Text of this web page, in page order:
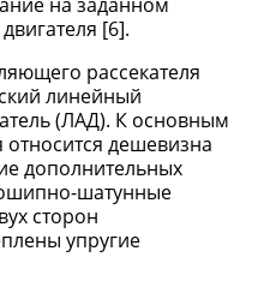
[6].
рассекателя
линейный
(ЛАД). К основным
дешевизна
дополнительных
шатунные
сторон
упругие